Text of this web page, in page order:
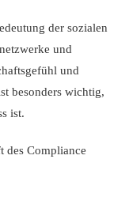
der sozialen
und
und
besonders wichtig,
ist.
des Compliance